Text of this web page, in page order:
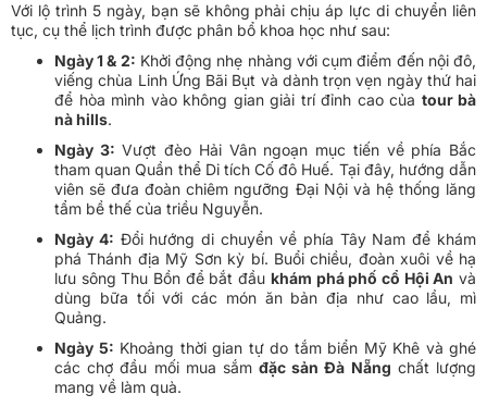
Với lộ trình 5 ngày, bạn sẽ không phải chịu áp lực di chuyển liên
tục, cụ thể lịch trình được phân bổ khoa học như sau:
Ngày 1 & 2: Khởi động nhẹ nhàng với cụm điểm đến nội đô,
viếng chùa Linh Ứng Bãi Bụt và dành trọn vẹn ngày thứ hai
để hòa mình vào không gian giải trí đỉnh cao của tour bà
nà hills.
Ngày 3: Vượt đèo Hải Vân ngoạn mục tiến về phía Bắc
tham quan Quần thể Di tích Cố đô Huế. Tại đây, hướng dẫn
viên sẽ đưa đoàn chiêm ngưỡng Đại Nội và hệ thống lăng
tẩm bề thế của triều Nguyễn.
Ngày 4: Đổi hướng di chuyển về phía Tây Nam để khám
phá Thánh địa Mỹ Sơn kỳ bí. Buổi chiều, đoàn xuôi về hạ
lưu sông Thu Bồn để bắt đầu khám phá phố cổ Hội An và
dùng bữa tối với các món ăn bản địa như cao lầu, mì
Quảng.
Ngày 5: Khoảng thời gian tự do tắm biển Mỹ Khê và ghé
các chợ đầu mối mua sắmđặc sản Đà Nẵng chất lượng
mang về làm quà.